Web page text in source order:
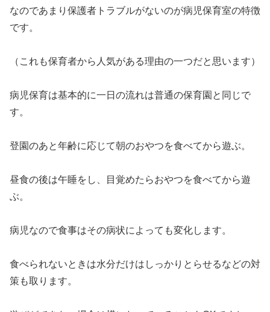
なのであまり保護者トラブルがないのが病児保育室の特徴
です。
（これも保育者から人気がある理由の一つだと思います）
病児保育は基本的に一日の流れは普通の保育園と同じで
す。
登園のあと年齢に応じて朝のおやつを食べてから遊ぶ。
昼食の後は午睡をし、目覚めたらおやつを食べてから遊
ぶ。
病児なので食事はその病状によっても変化します。
食べられないときは水分だけはしっかりとらせるなどの対
策も取ります。